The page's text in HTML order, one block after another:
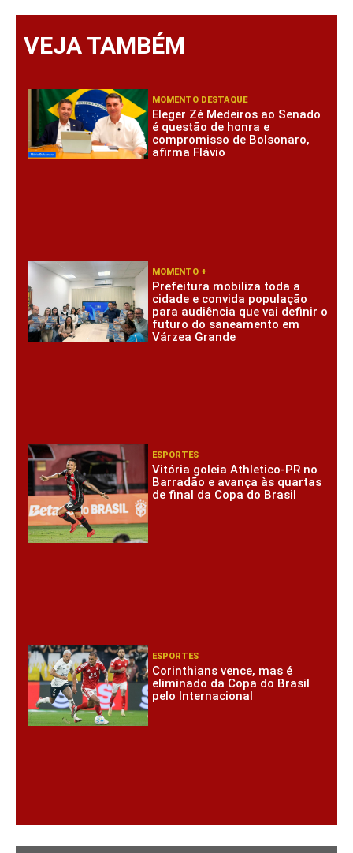
VEJA TAMBÉM
MOMENTO DESTAQUE
Eleger Zé Medeiros ao Senado
é questão de honra e
compromisso de Bolsonaro,
afirma Flávio
MOMENTO +
Prefeitura mobiliza toda a
cidade e convida população
para audiência que vai definir o
futuro do saneamento em
Várzea Grande
ESPORTES
Vitória goleia Athletico-PR no
Barradão e avança às quartas
de final da Copa do Brasil
ESPORTES
Corinthians vence, mas é
eliminado da Copa do Brasil
pelo Internacional